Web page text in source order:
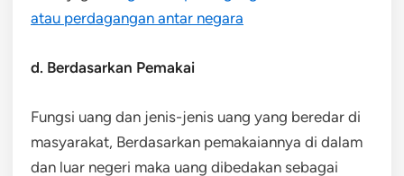
atau perdagangan antar negara
d. Berdasarkan Pemakai
Fungsi uang dan jenis-jenis uang yang beredar di
masyarakat, Berdasarkan pemakaiannya di dalam
dan luar negeri maka uang dibedakan sebagai